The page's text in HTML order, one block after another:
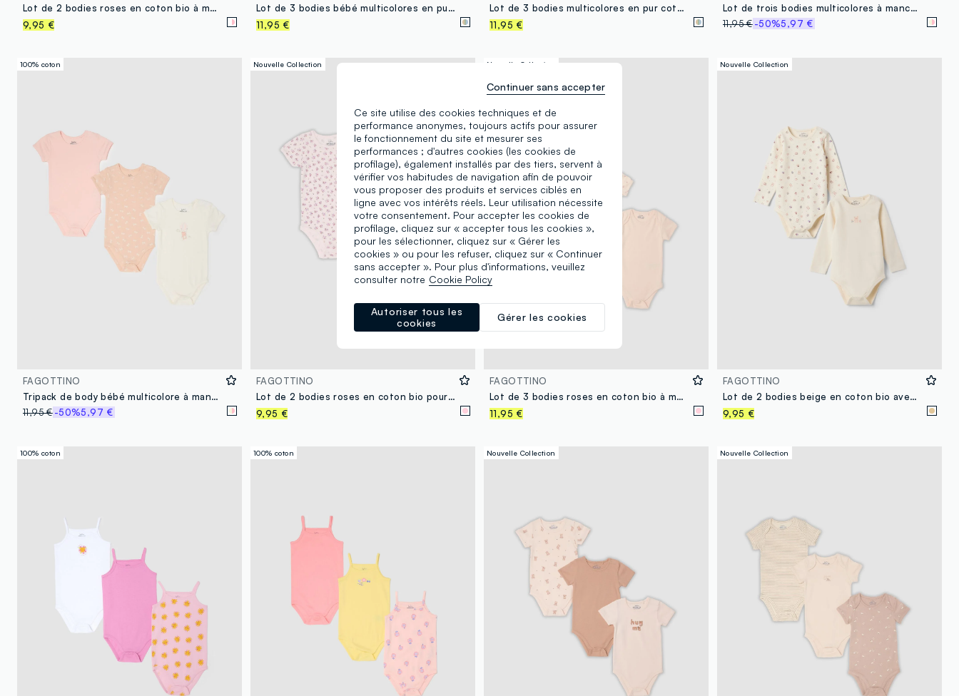
Lot de 2 bodies roses en coton bio à manches courtes pour bébé fille
9,95 €
Lot de 3 bodies bébé multicolores en pur coton bio à col rond
11,95 €
Lot de 3 bodies multicolores en pur coton bio pour bébé fille
11,95 €
Lot de trois bodies multicolores à manches courtes pour bébé fille en coton pur
11,95 €-50%5,97 €
100% coton
FAGOTTINO
Tripack de body bébé multicolore à manches courtes en pur coton
11,95 €-50%5,97 €
Nouvelle Collection
FAGOTTINO
Lot de 2 bodies roses en coton bio pour bébé fille
9,95 €
Nouvelle Collection
FAGOTTINO
Lot de 3 bodies roses en coton bio à manches courtes pour bébé fille
11,95 €
Nouvelle Collection
FAGOTTINO
Lot de 2 bodies beige en coton bio avec ourson pour bébé fille
9,95 €
100% coton 100% coton Nouvelle Collection Nouvelle Collection
Ce site utilise des cookies techniques et de
performance anonymes, toujours actifs pour assurer
le fonctionnement du site et mesurer ses
performances ; d'autres cookies (les cookies de
profilage), également installés par des tiers, servent à
vérifier vos habitudes de navigation afin de pouvoir
vous proposer des produits et services ciblés en
ligne avec vos intérêts réels. Leur utilisation nécessite
votre consentement. Pour accepter les cookies de
profilage, cliquez sur « accepter tous les cookies »,
pour les sélectionner, cliquez sur « Gérer les
cookies » ou pour les refuser, cliquez sur « Continuer
sans accepter ». Pour plus d'informations, veuillez
consulter notre Cookie Policy
Gérer les cookies
Autoriser tous les
cookies
Continuer sans accepter